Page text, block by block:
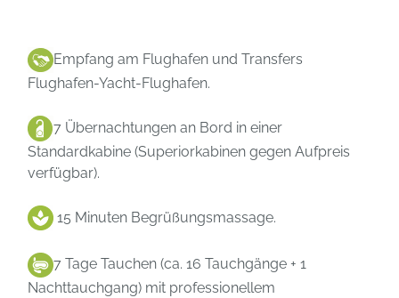
Empfang am Flughafen und Transfers
Flughafen-Yacht-Flughafen.
7 Übernachtungen an Bord in einer
Standardkabine (Superiorkabinen gegen Aufpreis
verfügbar).
15 Minuten Begrüßungsmassage.
7 Tage Tauchen (ca. 16 Tauchgänge + 1
Nachttauchgang) mit professionellem